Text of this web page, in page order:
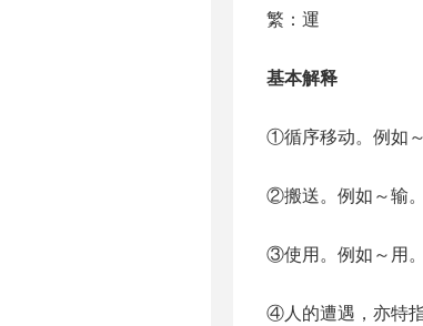
繁：運
基本解释
①循序移动。例如
②搬送。例如～输
③使用。例如～用
④人的遭遇，亦特